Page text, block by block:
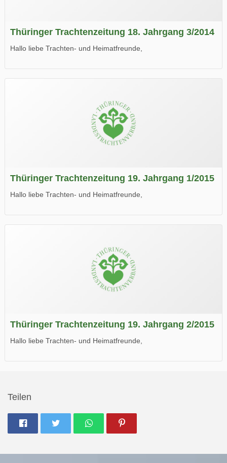
Thüringer Trachtenzeitung 18. Jahrgang 3/2014
Hallo liebe Trachten- und Heimatfreunde,
Wir wünschen Euch viel Spaß beim Lesen.
Thüringer Trachtenzeitung 19. Jahrgang 1/2015
Hallo liebe Trachten- und Heimatfreunde,
Wir wünschen Euch viel Spaß beim Lesen.
Thüringer Trachtenzeitung 19. Jahrgang 2/2015
Hallo liebe Trachten- und Heimatfreunde,
Teilen